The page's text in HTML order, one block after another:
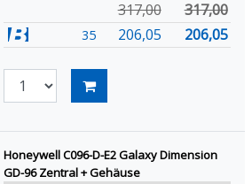
317,00 317,00
35 206,05 206,05
Honeywell C096-D-E2 Galaxy Dimension
GD-96 Zentral + Gehäuse